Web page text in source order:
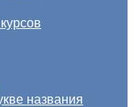
названия